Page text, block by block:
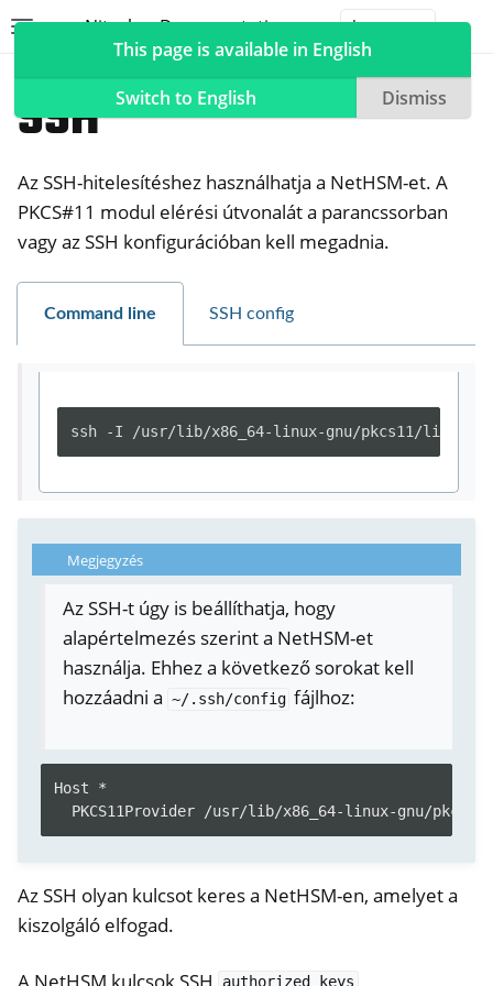
Nitrokey Documentation
navigation of Nitrokeys
navigation of NitroPad, NitroPC
navigation of NextBox
navigation of NetHSM
navigation of Container
SSH
Az SSH-hitelesítéshez használhatja a NetHSM-et. A
PKCS#11 modul elérési útvonalát a parancssorban
vagy az SSH konfigurációban kell megadnia.
Command line SSH config
ssh -I /usr/lib/x86_64-linux-gnu/pkcs11/
Megjegyzés
Az SSH-t úgy is beállíthatja, hogy
alapértelmezés szerint a NetHSM-et
használja. Ehhez a következő sorokat kell
hozzáadni a ~/.ssh/config fájlhoz:
Host *
PKCS11Provider /usr/lib/x86_64-linux-gnu/
Az SSH olyan kulcsot keres a NetHSM-en, amelyet a
kiszolgáló elfogad.
A NetHSM kulcsok SSH authorized_keys
This page is available in English
Switch to English
Dismiss